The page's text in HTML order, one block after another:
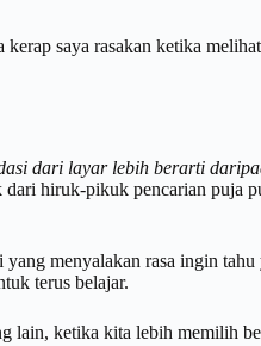
kerap saya rasakan ketika
dari layar lebih berarti
hiruk-pikuk pencarian puja
menyalakan rasa ingin
terus belajar.
lain, ketika kita lebih memilih